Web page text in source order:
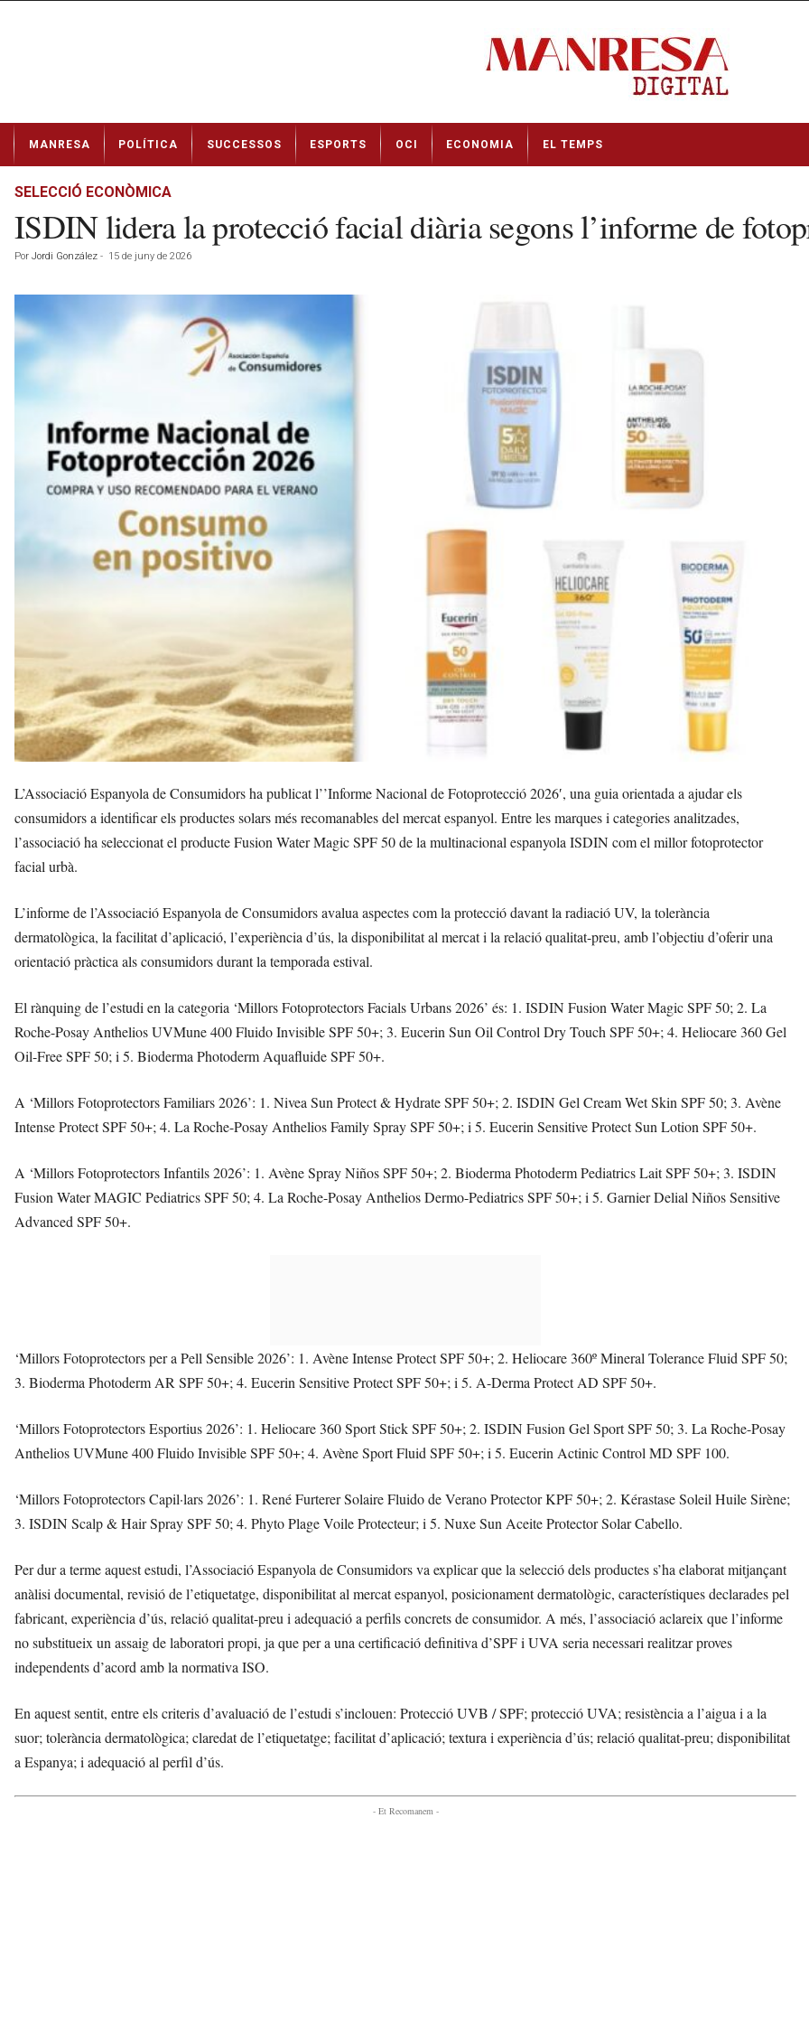
t
MANRESA POLÍTICA SUCCESSOS ESPORTS OCI ECONOMIA EL TEMPS
SELECCIÓ ECONÒMICA
ISDIN lidera la protecció facial diària segons l’informe de
Por Jordi González - 15 de juny de 2026
L’Associació Espanyola de Consumidors ha publicat l’’Informe Nacional de Fotoprotecció 2026′, una guia orientada a ajudar els
consumidors a identificar els productes solars més recomanables del mercat espanyol. Entre les marques i categories analitzades,
l’associació ha seleccionat el producte Fusion Water Magic SPF 50 de la multinacional espanyola ISDIN com el millor fotoprotector
facial urbà.
L’informe de l’Associació Espanyola de Consumidors avalua aspectes com la protecció davant la radiació UV, la tolerància
dermatològica, la facilitat d’aplicació, l’experiència d’ús, la disponibilitat al mercat i la relació qualitat-preu, amb l’objectiu d’oferir una
orientació pràctica als consumidors durant la temporada estival.
El rànquing de l’estudi en la categoria ‘Millors Fotoprotectors Facials Urbans 2026’ és: 1. ISDIN Fusion Water Magic SPF 50; 2. La
Roche-Posay Anthelios UVMune 400 Fluido Invisible SPF 50+; 3. Eucerin Sun Oil Control Dry Touch SPF 50+; 4. Heliocare 360 Gel
Oil-Free SPF 50; i 5. Bioderma Photoderm Aquafluide SPF 50+.
A ‘Millors Fotoprotectors Familiars 2026’: 1. Nivea Sun Protect & Hydrate SPF 50+; 2. ISDIN Gel Cream Wet Skin SPF 50; 3. Avène
Intense Protect SPF 50+; 4. La Roche-Posay Anthelios Family Spray SPF 50+; i 5. Eucerin Sensitive Protect Sun Lotion SPF 50+.
A ‘Millors Fotoprotectors Infantils 2026’: 1. Avène Spray Niños SPF 50+; 2. Bioderma Photoderm Pediatrics Lait SPF 50+; 3. ISDIN
Fusion Water MAGIC Pediatrics SPF 50; 4. La Roche-Posay Anthelios Dermo-Pediatrics SPF 50+; i 5. Garnier Delial Niños Sensitive
Advanced SPF 50+.
‘Millors Fotoprotectors per a Pell Sensible 2026’: 1. Avène Intense Protect SPF 50+; 2. Heliocare 360º Mineral Tolerance Fluid SPF 50;
3. Bioderma Photoderm AR SPF 50+; 4. Eucerin Sensitive Protect SPF 50+; i 5. A-Derma Protect AD SPF 50+.
‘Millors Fotoprotectors Esportius 2026’: 1. Heliocare 360 Sport Stick SPF 50+; 2. ISDIN Fusion Gel Sport SPF 50; 3. La Roche-Posay
Anthelios UVMune 400 Fluido Invisible SPF 50+; 4. Avène Sport Fluid SPF 50+; i 5. Eucerin Actinic Control MD SPF 100.
‘Millors Fotoprotectors Capil·lars 2026’: 1. René Furterer Solaire Fluido de Verano Protector KPF 50+; 2. Kérastase Soleil Huile Sirène;
3. ISDIN Scalp & Hair Spray SPF 50; 4. Phyto Plage Voile Protecteur; i 5. Nuxe Sun Aceite Protector Solar Cabello.
Per dur a terme aquest estudi, l’Associació Espanyola de Consumidors va explicar que la selecció dels productes s’ha elaborat mitjançant
anàlisi documental, revisió de l’etiquetatge, disponibilitat al mercat espanyol, posicionament dermatològic, característiques declarades pel
fabricant, experiència d’ús, relació qualitat-preu i adequació a perfils concrets de consumidor. A més, l’associació aclareix que l’informe
no substitueix un assaig de laboratori propi, ja que per a una certificació definitiva d’SPF i UVA seria necessari realitzar proves
independents d’acord amb la normativa ISO.
En aquest sentit, entre els criteris d’avaluació de l’estudi s’inclouen: Protecció UVB / SPF; protecció UVA; resistència a l’aigua i a la
suor; tolerància dermatològica; claredat de l’etiquetatge; facilitat d’aplicació; textura i experiència d’ús; relació qualitat-preu; disponibilitat
a Espanya; i adequació al perfil d’ús.
- Et Recomanem -